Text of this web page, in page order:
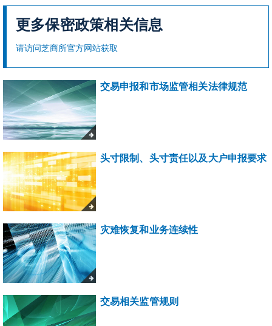
更多保密政策相关信息
请访问芝商所官方网站获取
交易申报和市场监管相关法律规范
头寸限制、头寸责任以及大户申报要求
灾难恢复和业务连续性
交易相关监管规则